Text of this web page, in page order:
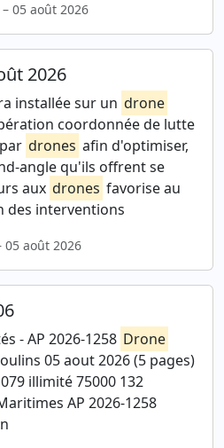
05 août 2026
2026
installée sur un drone
coordonnée de lutte
drones afin d'optimiser,
angle qu'ils offrent se
aux drones favorise au
des interventions
05 août 2026
- AP 2026-1258 Drone
05 aout 2026 (5 pages)
illimité 75000 132
AP 2026-1258